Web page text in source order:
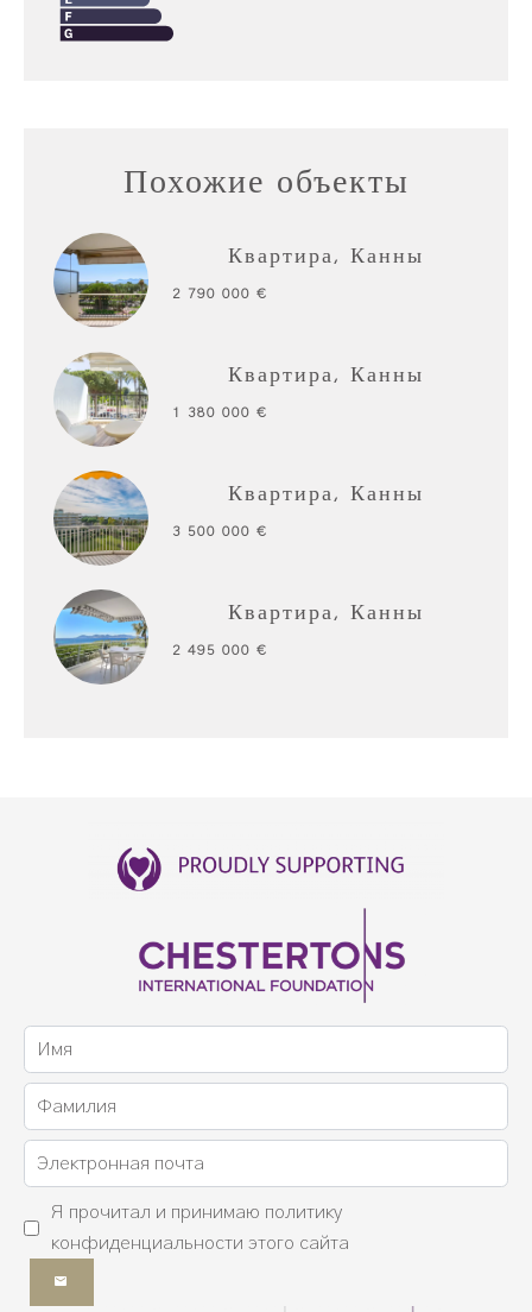
Похожие объекты
Квартира, Канны
2 790 000 €
Квартира, Канны
1 380 000 €
Квартира, Канны
3 500 000 €
Квартира, Канны
2 495 000 €
Я прочитал и принимаю политику
конфиденциальности этого сайта